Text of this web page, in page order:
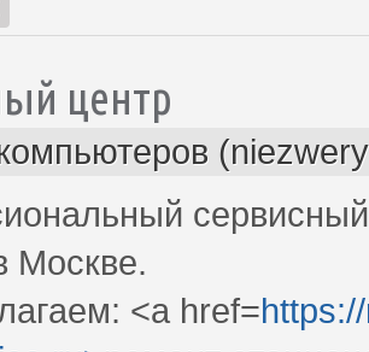
центр
Москве.
<a href=